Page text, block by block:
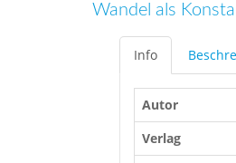
Wandel als
Info
Autor
Verlag